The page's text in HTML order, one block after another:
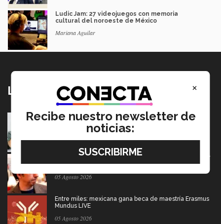
Ludic Jam: 27 videojuegos con memoria
cultural del noroeste de México
Mariana Aguilar
Lo más nuevo
Tec y UT Austin buscan "devolver la voz" a
hispanohablantes con afasia
El escritor que dice que la derrota también merece ser
contada
05 Agosto 2026
Entre miles: mexicana gana beca de maestría Erasmus
Mundus LIVE
05 Agosto 2026
×
Recibe nuestro newsletter de
noticias: